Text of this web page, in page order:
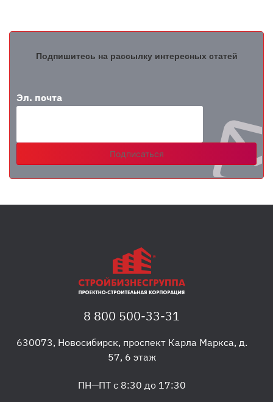
Подпишитесь на рассылку интересных статей
Эл. почта
Подписаться
8 800 500-33-31
630073, Новосибирск, проспект Карла Маркса, д.
57, 6 этаж
ПН—ПТ с 8:30 до 17:30